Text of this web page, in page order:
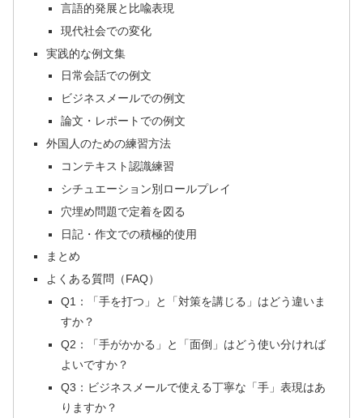
言語的発展と比喩表現
現代社会での変化
実践的な例文集
日常会話での例文
ビジネスメールでの例文
論文・レポートでの例文
外国人のための練習方法
コンテキスト認識練習
シチュエーション別ロールプレイ
穴埋め問題で定着を図る
日記・作文での積極的使用
まとめ
よくある質問（FAQ）
Q1：「手を打つ」と「対策を講じる」はどう違いま
すか？
Q2：「手がかかる」と「面倒」はどう使い分ければ
よいですか？
Q3：ビジネスメールで使える丁寧な「手」表現はあ
りますか？